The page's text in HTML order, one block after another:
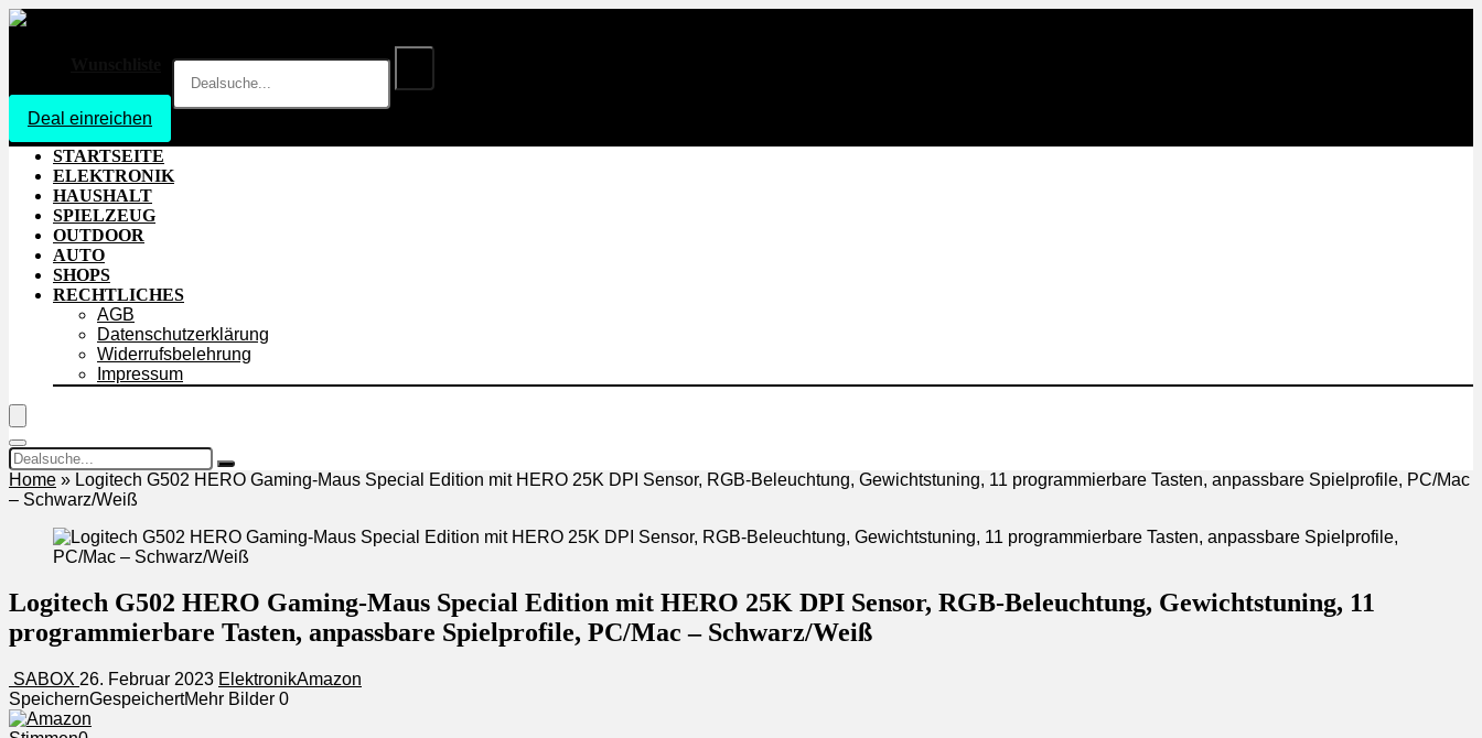
Deal einreichen
STARTSEITE
ELEKTRONIK
HAUSHALT
SPIELZEUG
OUTDOOR
AUTO
SHOPS
RECHTLICHES
AGB
Datenschutzerklärung
Widerrufsbelehrung
Impressum
Home » Logitech G502 HERO Gaming-Maus Special Edition mit HERO 25K DPI Sensor, RGB-Beleuchtung, Gewichtstuning, 11 programmierbare Tasten, anpassbare Spielprofile, PC/Mac
– Schwarz/Weiß
Logitech G502 HERO Gaming-Maus Special Edition mit HERO 25K DPI Sensor, RGB-Beleuchtung, Gewichtstuning, 11
programmierbare Tasten, anpassbare Spielprofile, PC/Mac – Schwarz/Weiß
SABOX 26. Februar 2023 ElektronikAmazon
SpeichernGespeichertMehr Bilder 0